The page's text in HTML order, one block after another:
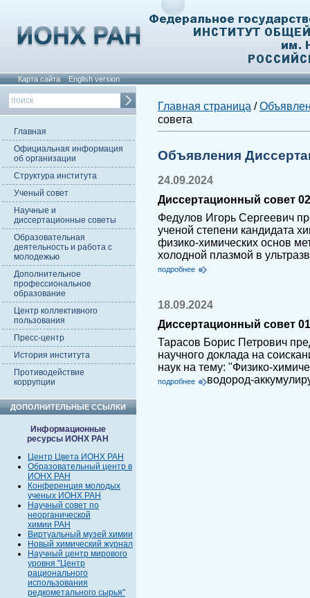
Карта сайта English version
Главная
Официальная информация
об организации
Структура института
Ученый совет
Научные и
диссертационные советы
Образовательная
деятельность и работа с
молодежью
Дополнительное
профессиональное
образование
Центр коллективного
пользования
Пресс-центр
История института
Противодействие
коррупции
ДОПОЛНИТЕЛЬНЫЕ ССЫЛКИ
Информационные
ресурсы ИОНХ РАН
Центр Цвета ИОНХ РАН
Образовательный центр в
ИОНХ РАН
Конференция молодых
ученых ИОНХ РАН
Научный совет по
неорганической
химии РАН
Виртуальный музей химии
Новый химический журнал
Научный центр мирового
уровня "Центр
рационального
использования
редкометального сырья"
Главная страница /
совета
Объявления
24.09.2024
Диссертационный совет
Федулов Игорь Сергеевич
ученой степени кандидата
физико-химических основ
холодной плазмой в
подробнее
18.09.2024
Диссертационный совет
Тарасов Борис Петрович
научного доклада на
наук на тему: "Физико-
водород-
подробнее